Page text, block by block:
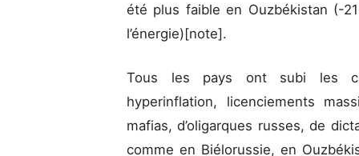
été plus faible en Ouzbékistan (-
l’énergie)[note].
Tous les pays ont subi les
hyperinflation, licenciements
mafias, d’oligarques russes, de
comme en Biélorussie, en